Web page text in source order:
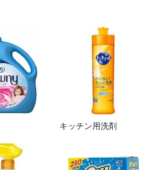
キッチン用洗剤